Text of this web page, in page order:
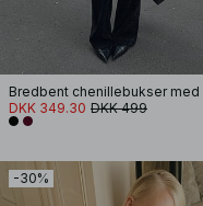
DKK 349.30 DKK 499
-30%